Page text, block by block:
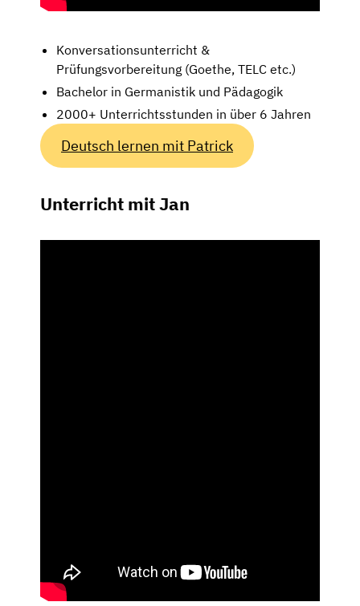
Konversationsunterricht &
Prüfungsvorbereitung (Goethe, TELC etc.)
Bachelor in Germanistik und Pädagogik
2000+ Unterrichtsstunden in über 6 Jahren
Deutsch lernen mit Patrick
Unterricht mit Jan